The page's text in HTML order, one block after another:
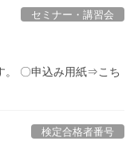
セミナー・講習会
。 〇申込み用紙⇒こち
検定合格者番号